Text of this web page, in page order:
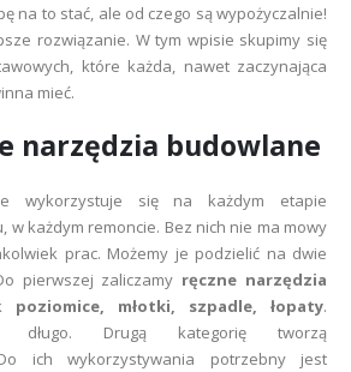
na to stać, ale od czego są wypożyczalnie!
rozwiązanie. W tym wpisie skupimy się
które każda, nawet zaczynająca
mieć.
narzędzia budowlane
wykorzystuje się na każdym etapie
w każdym remoncie. Bez nich nie ma mowy
prac. Możemy je podzielić na dwie
pierwszej zaliczamy ręczne narzędzia
poziomice, młotki, szpadle, łopaty.
długo. Drugą kategorię tworzą
ich wykorzystywania potrzebny jest